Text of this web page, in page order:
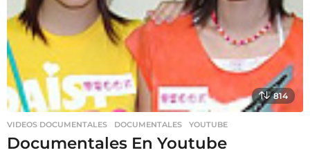
814
VIDEOS DOCUMENTALES DOCUMENTALES ,YOUTUBE
Documentales En Youtube